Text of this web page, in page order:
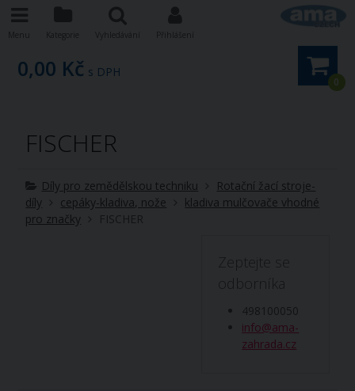
0
0,00 Kč s DPH
FISCHER
Díly pro zemědělskou techniku
Rotační žací stroje-
díly
cepáky-kladiva, nože
kladiva mulčovače vhodné
pro značky
FISCHER
Zeptejte se
odborníka
498100050
info@ama-
zahrada.cz
Menu Kategorie Vyhledávání Přihlášení